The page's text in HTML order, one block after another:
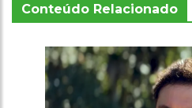
Conteúdo Relacionado